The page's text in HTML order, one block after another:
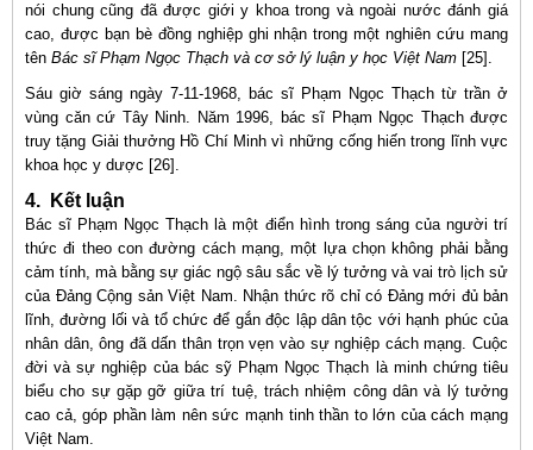
nói chung cũng đã được giới y khoa trong và ngoài nước đánh giá
cao, được bạn bè đồng nghiệp ghi nhận trong một nghiên cứu mang
tên Bác sĩ Phạm Ngọc Thạch và cơ sở lý luận y học Việt Nam [25].
Sáu giờ sáng ngày 7-11-1968, bác sĩ Phạm Ngọc Thạch từ trần ở
vùng căn cứ Tây Ninh. Năm 1996, bác sĩ Phạm Ngọc Thạch được
truy tặng Giải thưởng Hồ Chí Minh vì những cống hiến trong lĩnh vực
khoa học y dược [26].
4. Kết luận
Bác sĩ Phạm Ngọc Thạch là một điển hình trong sáng của người trí
thức đi theo con đường cách mạng, một lựa chọn không phải bằng
cảm tính, mà bằng sự giác ngộ sâu sắc về lý tưởng và vai trò lịch sử
của Đảng Cộng sản Việt Nam. Nhận thức rõ chỉ có Đảng mới đủ bản
lĩnh, đường lối và tổ chức để gắn độc lập dân tộc với hạnh phúc của
nhân dân, ông đã dấn thân trọn vẹn vào sự nghiệp cách mạng. Cuộc
đời và sự nghiệp của bác sỹ Phạm Ngọc Thạch là minh chứng tiêu
biểu cho sự gặp gỡ giữa trí tuệ, trách nhiệm công dân và lý tưởng
cao cả, góp phần làm nên sức mạnh tinh thần to lớn của cách mạng
Việt Nam.